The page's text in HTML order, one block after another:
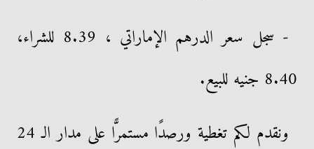
- سجل سعر الدرهم الإماراتي ، 8.39 للشراء،
8.40 جنيه للبيع.
ونقدم لكم تغطية ورصدًا مستمرًّا على مدار الـ 24